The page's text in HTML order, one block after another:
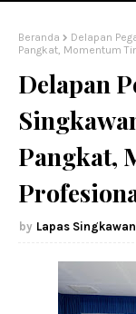
Beranda
Delapan
Pangkat, Momentum
Delapan
Pangkat,
Lapas